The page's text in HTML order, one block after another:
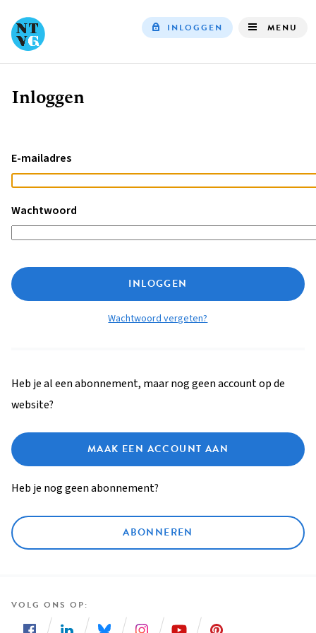
INLOGGEN MENU
Kruimelpad
Inloggen
E-mailadres
Wachtwoord
INLOGGEN
Wachtwoord vergeten?
Heb je al een abonnement, maar nog geen account op de
website?
MAAK EEN ACCOUNT AAN
Heb je nog geen abonnement?
ABONNEREN
VOLG ONS OP